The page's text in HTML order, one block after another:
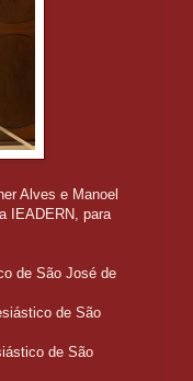
Alves e Manoel
IEADERN, para
de São José de
de São
de São